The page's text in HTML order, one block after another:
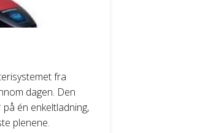
fra
dagen. Den
én enkeltladning,
plenene.